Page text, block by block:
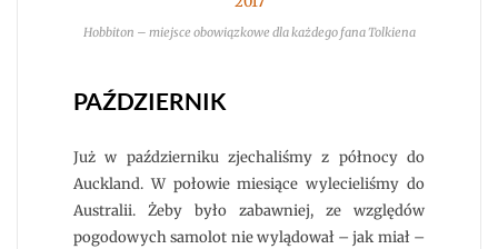
Hobbiton – miejsce obowiązkowe dla każdego fana Tolkiena
PAŹDZIERNIK
Już w październiku zjechaliśmy z północy do
Auckland. W połowie miesiące wylecieliśmy do
Australii. Żeby było zabawniej, ze względów
pogodowych samolot nie wylądował – jak miał –